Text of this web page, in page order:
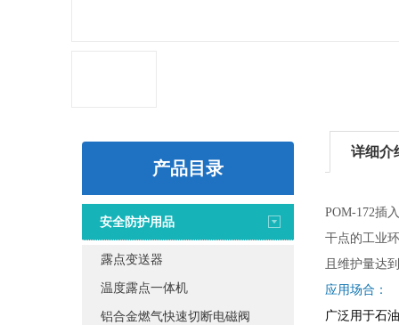
产品目录
安全防护用品
露点变送器
温度露点一体机
铝合金燃气快速切断电磁阀
详细介
POM-172插
干点的工业
且维护量达
应用场合：
广泛用于石